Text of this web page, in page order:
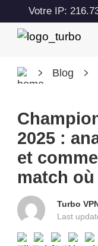
Votre IP:
Blog
2025 :
et
match
Turbo
Last